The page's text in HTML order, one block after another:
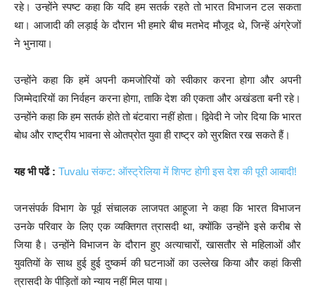
रहे। उन्होंने स्पष्ट कहा कि यदि हम सतर्क रहते तो भारत विभाजन टल सकता
था। आजादी की लड़ाई के दौरान भी हमारे बीच मतभेद मौजूद थे, जिन्हें अंग्रेजों
ने भुनाया।
उन्होंने कहा कि हमें अपनी कमजोरियों को स्वीकार करना होगा और अपनी
जिम्मेदारियों का निर्वहन करना होगा, ताकि देश की एकता और अखंडता बनी रहे।
उन्होंने कहा कि हम सतर्क होते तो बंटवारा नहीं होता। द्विवेदी ने जोर दिया कि भारत
बोध और राष्ट्रीय भावना से ओतप्रोत युवा ही राष्ट्र को सुरक्षित रख सकते हैं।
यह भी पढें : Tuvalu संकट: ऑस्ट्रेलिया में शिफ्ट होगी इस देश की पूरी आबादी!
जनसंपर्क विभाग के पूर्व संचालक लाजपत आहूजा ने कहा कि भारत विभाजन
उनके परिवार के लिए एक व्यक्तिगत त्रासदी था, क्योंकि उन्होंने इसे करीब से
जिया है। उन्होंने विभाजन के दौरान हुए अत्याचारों, खासतौर से महिलाओं और
युवतियों के साथ हुई हुई दुष्कर्म की घटनाओं का उल्लेख किया और कहां किसी
त्रासदी के पीड़ितों को न्याय नहीं मिल पाया।